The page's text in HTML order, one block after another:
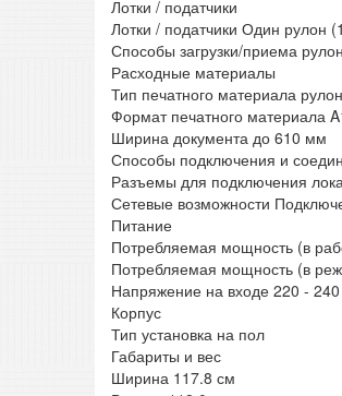
Лотки / податчики
Лотки / податчики Один рулон
Способы загрузки/приема рулон
Расходные материалы
Тип печатного материала
Формат печатного материала
Ширина документа до 610 мм
Способы подключения и
Разъемы для подключения
Сетевые возможности
Питание
Потребляемая мощность (в
Потребляемая мощность (в
Напряжение на входе 220 -
Корпус
Тип установка на пол
Габариты и вес
Ширина 117.8 см